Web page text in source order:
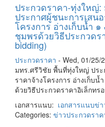
ประกวดราคา-ทุ่งใหญ่
ประกาศผู้ชนะการเสน
โครงการ อ่างเก็บน้ำ
ชุมพรด้วยวิธีประกวดร
bidding)
ประกวดราคา - Wed, 01/25/
มทร.ศรีวิชัย พื้นที่ทุ่งใหญ่ ปร
ราคาจ้างโครงการ อ่างเก็บ
ด้วยวิธีประกวดราคาอิเล็กทร
เอกสารแนบ: เอกสารแนบข่า
Categories: ข่าวประกวดราค